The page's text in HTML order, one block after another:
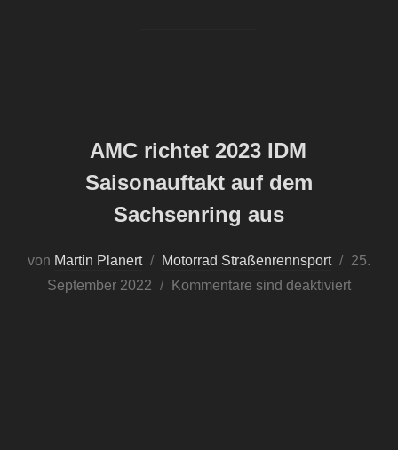
AMC richtet 2023 IDM
Saisonauftakt auf dem
Sachsenring aus
von Martin Planert Motorrad Straßenrennsport
25.
September 2022
Kommentare sind deaktiviert